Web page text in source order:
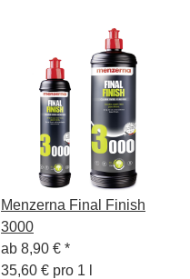
Menzerna Final Finish
3000
ab 8,90 € *
35,60 € pro 1 l